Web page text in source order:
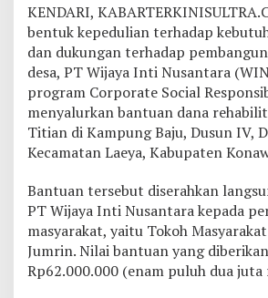
K
e
m
b
a
l
i
B
a
n
u
W
a
g
a
KENDARI,
bentuk kepedulian terhadap
dan dukungan terhadap
desa, PT Wijaya Inti Nusantara
program Corporate Social
menyalurkan bantuan dana
Titian di Kampung Baju, Dusun IV,
Kecamatan Laeya, Kabupaten
Bantuan tersebut diserahkan
PT Wijaya Inti Nusantara kepada
masyarakat, yaitu Tokoh
Jumrin. Nilai bantuan yang
Rp62.000.000 (enam puluh dua juta